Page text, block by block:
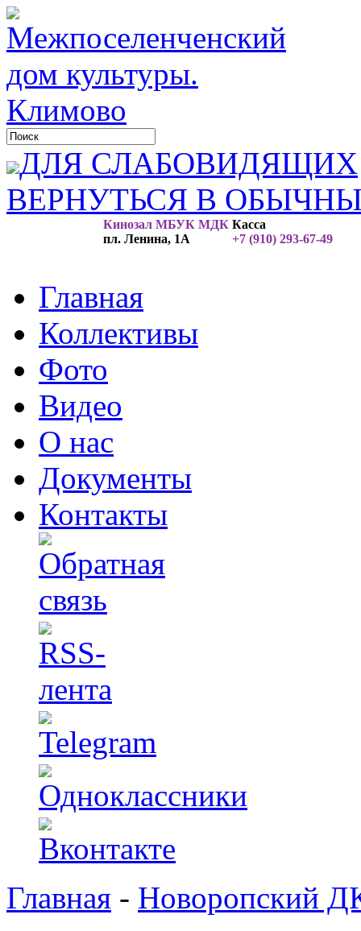
ДЛЯ СЛАБОВИДЯЩИХ
ВЕРНУТЬСЯ В
Кинозал МБУК МДК
пл. Ленина, 1А
Касса
+7 (910) 293-67-49
Главная
Коллективы
Фото
Видео
О нас
Документы
Контакты
Главная - Новоропский